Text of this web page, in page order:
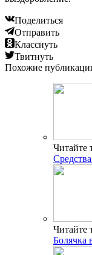
Поделиться
Отправить
Класснуть
Твитнуть
Похожие
Читайте
Читайте
Болячка